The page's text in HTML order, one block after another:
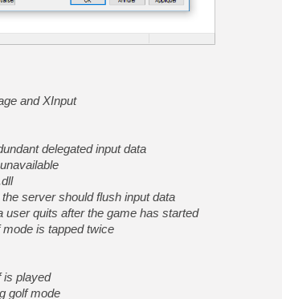
[LS] [Switch] NSZ 5.0.0
[GK] No More Room in
[GK] Un chatbot Atelier
[GK] Mémoire cash -
[GK] Nvidia : le prix des
[GK] Suikoden Star Leap
[Mo5] La mini borne
and XInput
delegated input data
server should flush input data
user quits after the game has started
is tapped twice
is played
golf mode